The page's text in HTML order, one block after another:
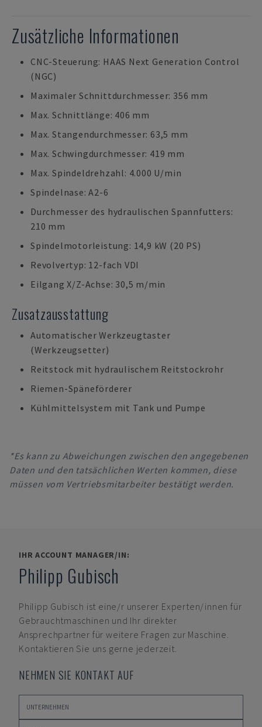
Zusätzliche Informationen
CNC-Steuerung: HAAS Next Generation Control
(NGC)
Maximaler Schnittdurchmesser: 356 mm
Max. Schnittlänge: 406 mm
Max. Stangendurchmesser: 63,5 mm
Max. Schwingdurchmesser: 419 mm
Max. Spindeldrehzahl: 4.000 U/min
Spindelnase: A2-6
Durchmesser des hydraulischen Spannfutters:
210 mm
Spindelmotorleistung: 14,9 kW (20 PS)
Revolvertyp: 12-fach VDI
Eilgang X/Z-Achse: 30,5 m/min
Zusatzausstattung
Automatischer Werkzeugtaster
(Werkzeugsetter)
Reitstock mit hydraulischem Reitstockrohr
Riemen-Späneförderer
Kühlmittelsystem mit Tank und Pumpe
*Es kann zu Abweichungen zwischen den angegebenen
Daten und den tatsächlichen Werten kommen, diese
müssen vom Vertriebsmitarbeiter bestätigt werden.
IHR ACCOUNT MANAGER/IN:
Philipp Gubisch
Philipp Gubisch ist eine/r unserer Experten/innen für
Gebrauchtmaschinen und Ihr direkter
Ansprechpartner für weitere Fragen zur Maschine.
Kontaktieren Sie uns gerne jederzeit.
NEHMEN SIE KONTAKT AUF